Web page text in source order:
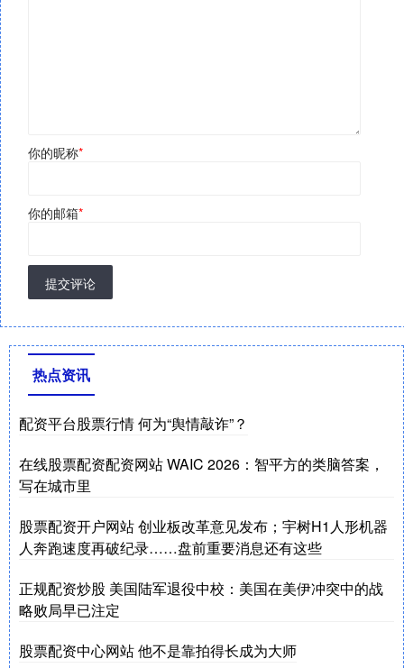
你的昵称*
你的邮箱*
提交评论
热点资讯
配资平台股票行情 何为“舆情敲诈”？
在线股票配资配资网站 WAIC 2026：智平方的类脑答案，
写在城市里
股票配资开户网站 创业板改革意见发布；宇树H1人形机器
人奔跑速度再破纪录……盘前重要消息还有这些
正规配资炒股 美国陆军退役中校：美国在美伊冲突中的战
略败局早已注定
股票配资中心网站 他不是靠拍得长成为大师